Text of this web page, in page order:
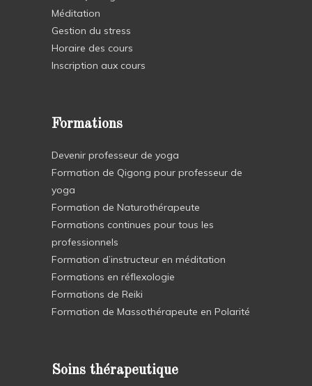
Méditation
Gestion du stress
Horaire des cours
Inscription aux cours
Formations
Devenir professeur de yoga
Formation de Qigong pour professeur de
yoga
Formation de Naturothérapeute
Formations continues pour tous les
professionnels
Formation d’instructeur en méditation
Formations en réflexologie
Formations de Reiki
Formation de Massothérapeute en Polarité
Soins thérapeutique